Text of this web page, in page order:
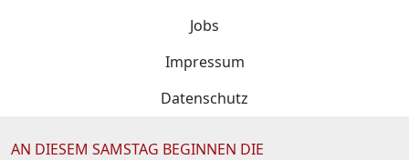
Jobs
Impressum
Datenschutz
AN DIESEM SAMSTAG BEGINNEN DIE